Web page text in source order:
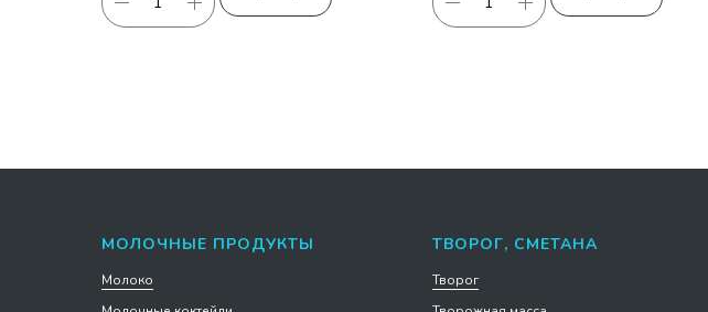
МОЛОЧНЫЕ ПРОДУКТЫ
Молоко
ТВОРОГ, СМЕТАНА
Творог